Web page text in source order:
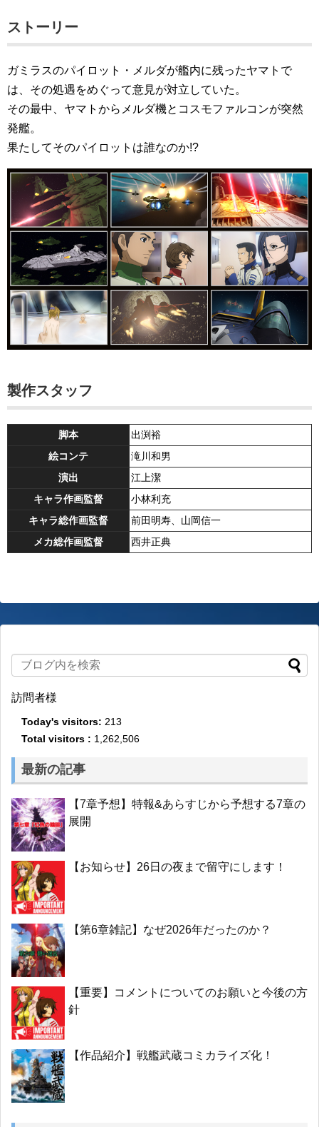
ストーリー
ガミラスのパイロット・メルダが艦内に残ったヤマトで
は、その処遇をめぐって意見が対立していた。
その最中、ヤマトからメルダ機とコスモファルコンが突然
発艦。
果たしてそのパイロットは誰なのか!?
製作スタッフ
脚本
出渕裕
絵コンテ
滝川和男
演出
江上潔
キャラ作画監督
小林利充
キャラ総作画監督
前田明寿、山岡信一
メカ総作画監督
西井正典
訪問者様
Today's visitors: 213
Total visitors : 1,262,506
最新の記事
【7章予想】特報&あらすじから予想する7章の
展開
【お知らせ】26日の夜まで留守にします！
【第6章雑記】なぜ2026年だったのか？
【重要】コメントについてのお願いと今後の方
針
【作品紹介】戦艦武蔵コミカライズ化！